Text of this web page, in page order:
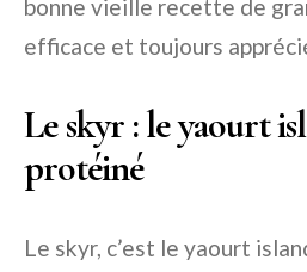
bonne vieille recette de
efficace et toujours
Le skyr : le yaourt
protéiné
Le skyr, c’est le yaourt